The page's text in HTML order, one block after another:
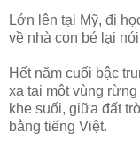
Lớn lên tại Mỹ, đi
về nhà con bé lại
Hết năm cuối bậc
xa tại một vùng
khe suối, giữa đất
bằng tiếng Việt.